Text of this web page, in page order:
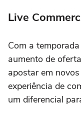
Live
Com a
aumento de
apostar em
experiência de
um diferencial